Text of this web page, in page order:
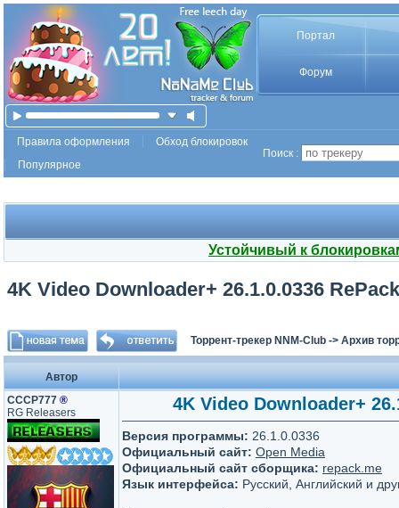
Портал
Форум
Правила оформления
Обход блокировок
Популярное
Поиск :
Устойчивый к
4K Video Downloader+ 26.1.0.0336
Торрент-трекер NNM-Club -> Архив
Автор
СССР777 ®
RG Releasers
4K Video Downloader+
Версия программы: 26.1.0.0336
Официальный сайт: Open Media
Официальный сайт сборщика: repack.me
Язык интерфейса: Русский, Английский и